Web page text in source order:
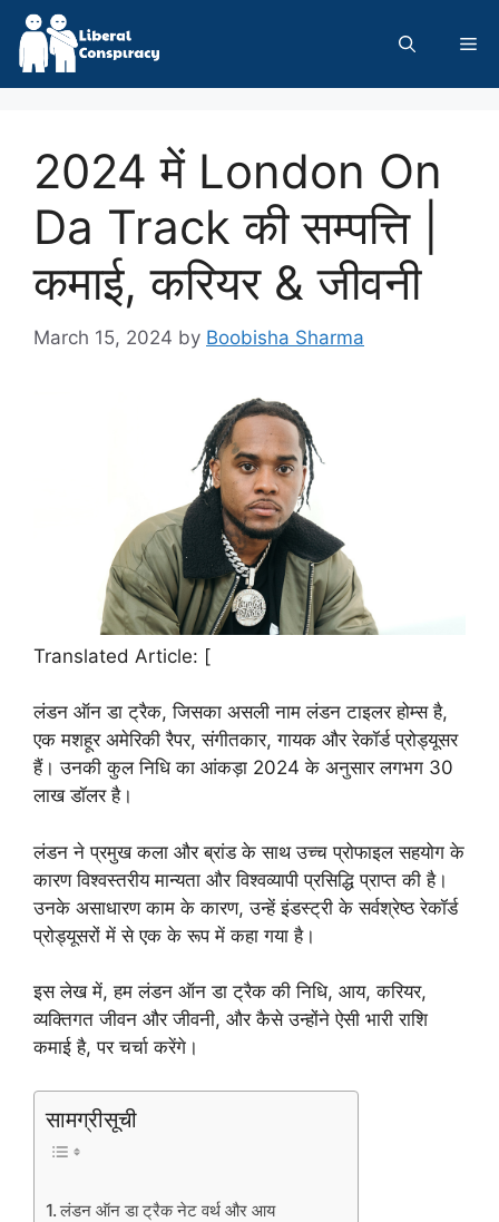
Skip
content
2024 में London On
Da Track की सम्पत्ति |
कमाई, करियर & जीवनी
March 15, 2024 by Boobisha Sharma
Translated Article: [
लंडन ऑन डा ट्रैक, जिसका असली नाम लंडन टाइलर होम्स है,
एक मशहूर अमेरिकी रैपर, संगीतकार, गायक और रेकॉर्ड प्रोड्यूसर
हैं। उनकी कुल निधि का आंकड़ा 2024 के अनुसार लगभग 30
लाख डॉलर है।
लंडन ने प्रमुख कला और ब्रांड के साथ उच्च प्रोफाइल सहयोग के
कारण विश्वस्तरीय मान्यता और विश्वव्यापी प्रसिद्धि प्राप्त की है।
उनके असाधारण काम के कारण, उन्हें इंडस्ट्री के सर्वश्रेष्ठ रेकॉर्ड
प्रोड्यूसरों में से एक के रूप में कहा गया है।
इस लेख में, हम लंडन ऑन डा ट्रैक की निधि, आय, करियर,
व्यक्तिगत जीवन और जीवनी, और कैसे उन्होंने ऐसी भारी राशि
कमाई है, पर चर्चा करेंगे।
सामग्रीसूची
लंडन ऑन डा ट्रैक नेट वर्थ और आय